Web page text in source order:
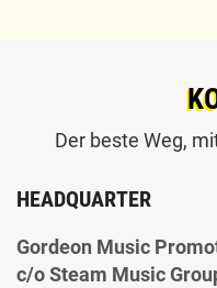
Der beste Weg,
HEADQUARTER
Gordeon Music
c/o Steam Music